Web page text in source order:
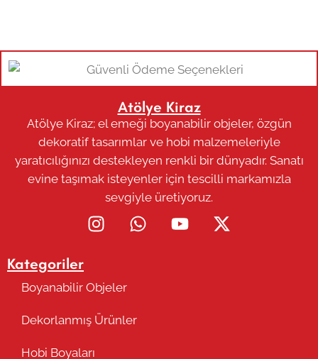
Atölye Kiraz
Atölye Kiraz; el emeği boyanabilir objeler, özgün
dekoratif tasarımlar ve hobi malzemeleriyle
yaratıcılığınızı destekleyen renkli bir dünyadır. Sanatı
evine taşımak isteyenler için tescilli markamızla
sevgiyle üretiyoruz.
Kategoriler
Boyanabilir Objeler
Dekorlanmış Ürünler
Hobi Boyaları